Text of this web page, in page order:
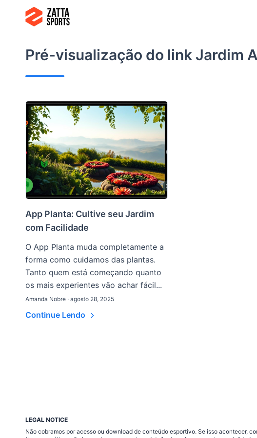
conteúdoPré-visualização do link Jardim
App Planta: Cultive seu Jardim
com Facilidade
O App Planta muda completamente a
forma como cuidamos das plantas.
Tanto quem está começando quanto
os mais experientes vão achar fácil...
Amanda Nobre · agosto 28, 2025
Continue Lendo
LEGAL NOTICE
Não cobramos por acesso ou download de conteúdo esportivo. Se isso acontecer,